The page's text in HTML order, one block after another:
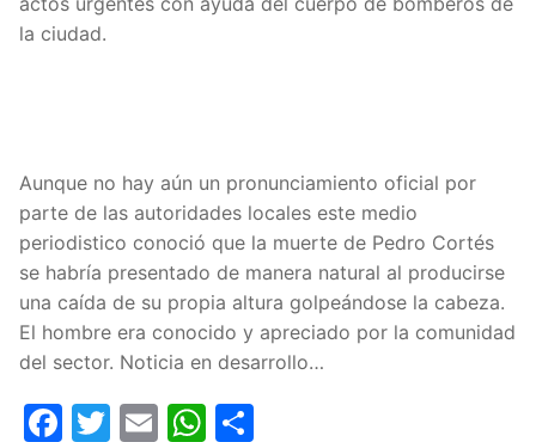
la ciudad.
Aunque no hay aún un pronunciamiento oficial por
parte de las autoridades locales este medio
periodistico conoció que la muerte de Pedro Cortés
se habría presentado de manera natural al producirse
una caída de su propia altura golpeándose la cabeza.
El hombre era conocido y apreciado por la comunidad
del sector. Noticia en desarrollo…
Facebook
Twitter
EmailWhatsApp